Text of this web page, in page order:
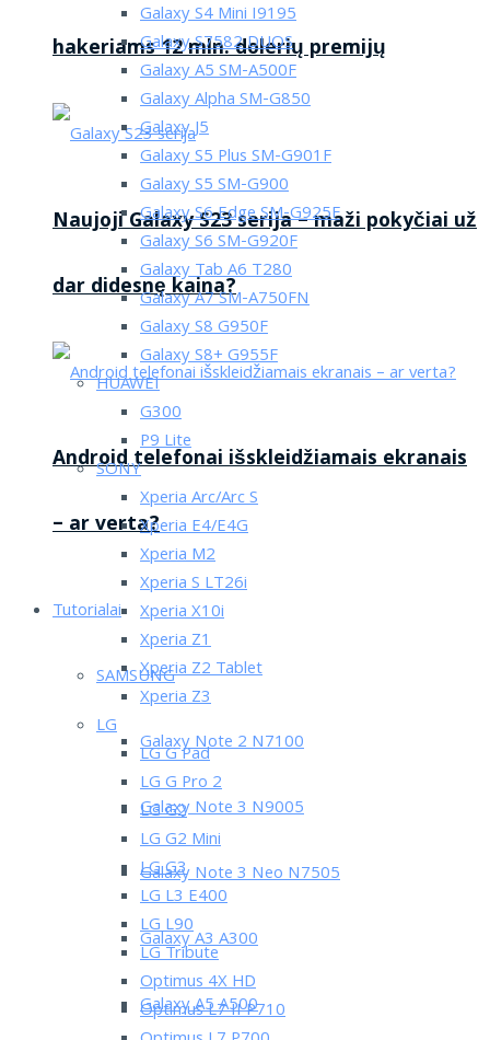
hakeriams 12 mln. dolerių premijų
Naujoji Galaxy S23 serija – maži pokyčiai už
dar didesnę kaina?
Android telefonai išskleidžiamais ekranais
– ar verta?
Tutorialai
SAMSUNG
Galaxy Note 2 N7100
Galaxy Note 3 N9005
Galaxy Note 3 Neo N7505
Galaxy A3 A300
Galaxy A5 A500
Galaxy S4 Mini I9195
Galaxy S7582 DUOS
Galaxy A5 SM-A500F
Galaxy Alpha SM-G850
Galaxy J5
Galaxy S5 Plus SM-G901F
Galaxy S5 SM-G900
Galaxy S6 Edge SM-G925F
Galaxy S6 SM-G920F
Galaxy Tab A6 T280
Galaxy A7 SM-A750FN
Galaxy S8 G950F
Galaxy S8+ G955F
HUAWEI
G300
P9 Lite
SONY
Xperia Arc/Arc S
Xperia E4/E4G
Xperia M2
Xperia S LT26i
Xperia X10i
Xperia Z1
Xperia Z2 Tablet
Xperia Z3
LG
LG G Pad
LG G Pro 2
LG G2
LG G2 Mini
LG G3
LG L3 E400
LG L90
LG Tribute
Optimus 4X HD
Optimus L7 II P710